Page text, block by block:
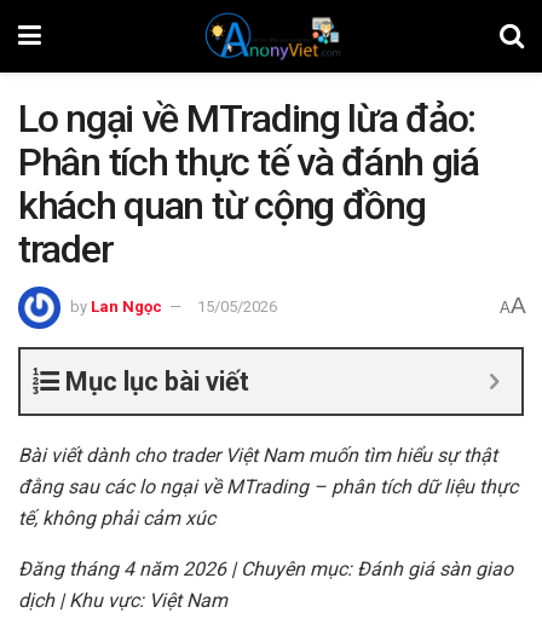
Lo ngại về MTrading lừa đảo:
Phân tích thực tế và đánh giá
khách quan từ cộng đồng
trader
by Lan Ngọc 15/05/2026 AA
Mục lục bài viết
Bài viết dành cho trader Việt Nam muốn tìm hiểu sự thật
đằng sau các lo ngại về MTrading – phân tích dữ liệu thực
tế, không phải cảm xúc
Đăng tháng 4 năm 2026 | Chuyên mục: Đánh giá sàn giao
dịch | Khu vực: Việt Nam